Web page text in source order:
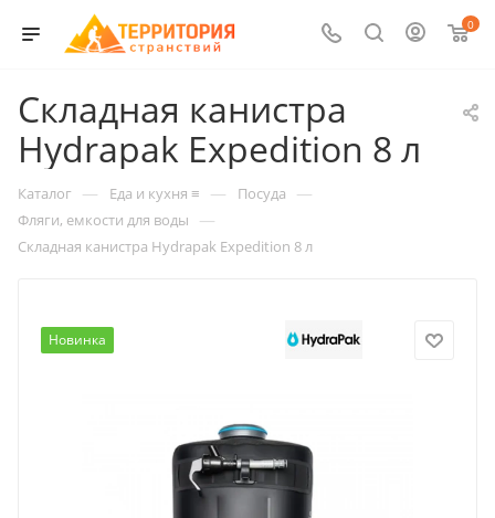
0
Складная канистра
Hydrapak Expedition 8 л
Каталог — Еда и кухня ≡ — Посуда —
Фляги, емкости для воды —
Складная канистра Hydrapak Expedition 8 л
Новинка